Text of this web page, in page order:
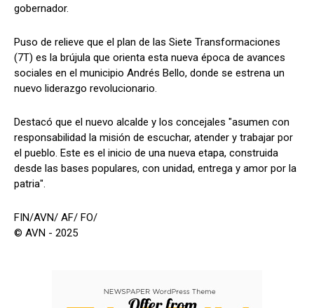
gobernador.
Puso de relieve que el plan de las Siete Transformaciones
(7T) es la brújula que orienta esta nueva época de avances
sociales en el municipio Andrés Bello, donde se estrena un
nuevo liderazgo revolucionario.
Destacó que el nuevo alcalde y los concejales "asumen con
responsabilidad la misión de escuchar, atender y trabajar por
el pueblo. Este es el inicio de una nueva etapa, construida
desde las bases populares, con unidad, entrega y amor por la
patria".
FIN/AVN/ AF/ FO/
© AVN - 2025